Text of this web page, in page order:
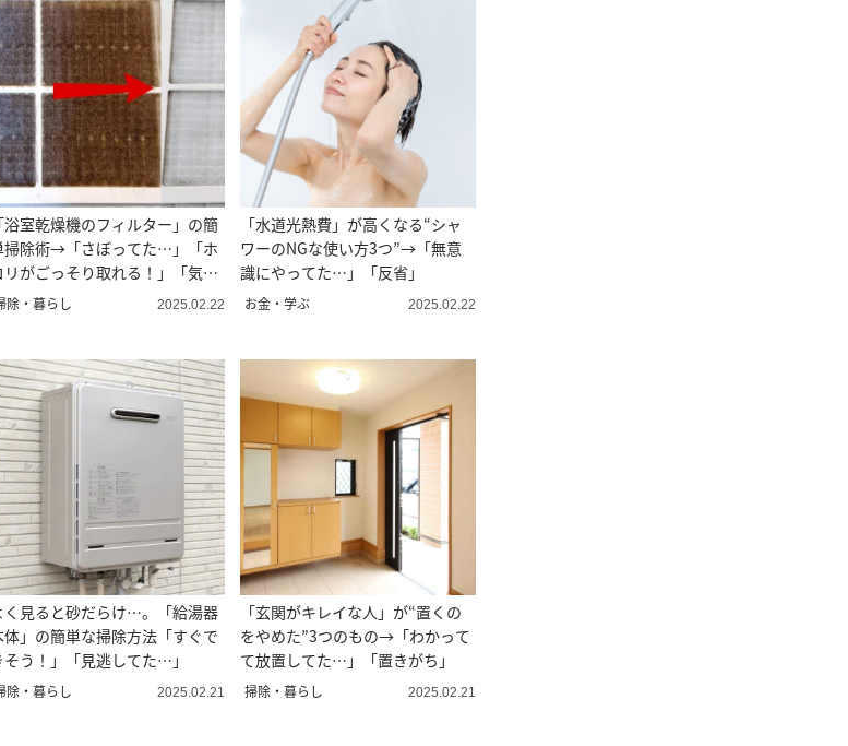
「浴室乾燥機のフィルター」の簡
掃除術→「さぼってた…」「ホ
リがごっそり取れる！」「気持
いい」
除・暮らし 2025.02.22
「水道光熱費」が高くなる“シャ
ワーのNGな使い方3つ”→「無意
識にやってた…」「反省」
お金・学ぶ 2025.02.22
く見ると砂だらけ…。「給湯器
体」の簡単な掃除方法「すぐで
そう！」「見逃してた…」
除・暮らし 2025.02.21
「玄関がキレイな人」が“置くの
をやめた”3つのもの→「わかって
て放置してた…」「置きがち」
掃除・暮らし 2025.02.21